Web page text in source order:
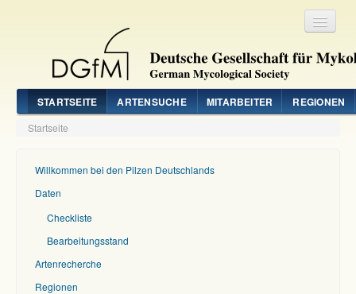
STARTSEITE ARTENSUCHE MITARBEITER REGIONEN
Startseite
Willkommen bei den Pilzen Deutschlands
Daten
Checkliste
Bearbeitungsstand
Artenrecherche
Regionen